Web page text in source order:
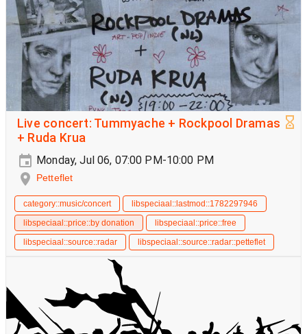
Live concert: Tummyache + Rockpool Dramas
+ Ruda Krua
Monday, Jul 06, 07:00 PM-10:00 PM
Petteflet
category::music/concert
libspeciaal::lastmod::1782297946
libspeciaal::price::by donation
libspeciaal::price::free
libspeciaal::source::radar
libspeciaal::source::radar::petteflet